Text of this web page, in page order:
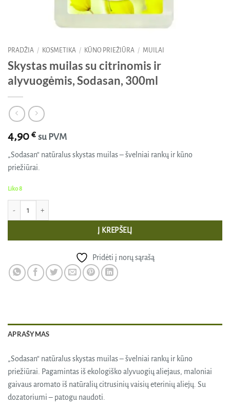
PRADŽIA / KOSMETIKA / KŪNO PRIEŽIŪRA / MUILAI
Skystas muilas su citrinomis ir
alyvuogėmis, Sodasan, 300ml
4,90 € su PVM
„Sodasan“ natūralus skystas muilas – švelniai rankų ir kūno
priežiūrai.
Liko 8
Į KREPŠELĮ
Pridėti į norų sąrašą
APRAŠYMAS
„Sodasan“ natūralus skystas muilas – švelniai rankų ir kūno
priežiūrai. Pagamintas iš ekologiško alyvuogių aliejaus, maloniai
gaivaus aromato iš natūralių citrusinių vaisių eterinių aliejų. Su
dozatoriumi – patogu naudoti.